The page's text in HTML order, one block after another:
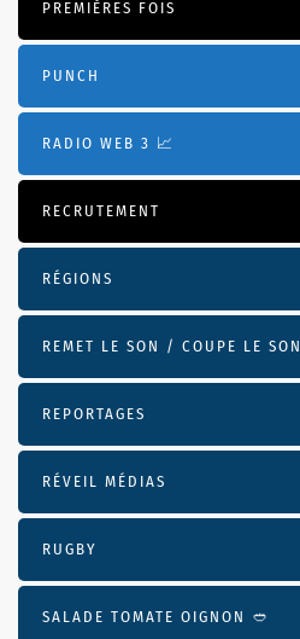
PREMIÈRES FOIS
PUNCH
RADIO WEB 3 📈
RECRUTEMENT
RÉGIONS
REMET LE SON / COUPE LE SON
REPORTAGES
RÉVEIL MÉDIAS
RUGBY
SALADE TOMATE OIGNON 🥙